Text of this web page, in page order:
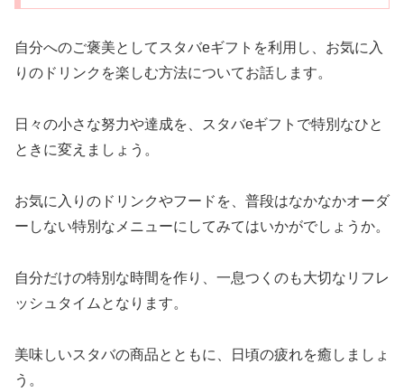
自分へのご褒美としてスタバeギフトを利用し、お気に入
りのドリンクを楽しむ方法についてお話します。
日々の小さな努力や達成を、スタバeギフトで特別なひと
ときに変えましょう。
お気に入りのドリンクやフードを、普段はなかなかオーダ
ーしない特別なメニューにしてみてはいかがでしょうか。
自分だけの特別な時間を作り、一息つくのも大切なリフレ
ッシュタイムとなります。
美味しいスタバの商品とともに、日頃の疲れを癒しましょ
う。